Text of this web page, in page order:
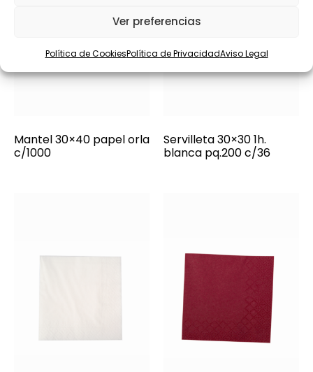
Ver preferencias
Política de CookiesPolítica de PrivacidadAviso Legal
Mantel 30×40 papel orla
c/1000
Servilleta 30×30 1h.
blanca pq.200 c/36